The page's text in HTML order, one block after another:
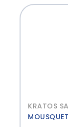
KRATOS